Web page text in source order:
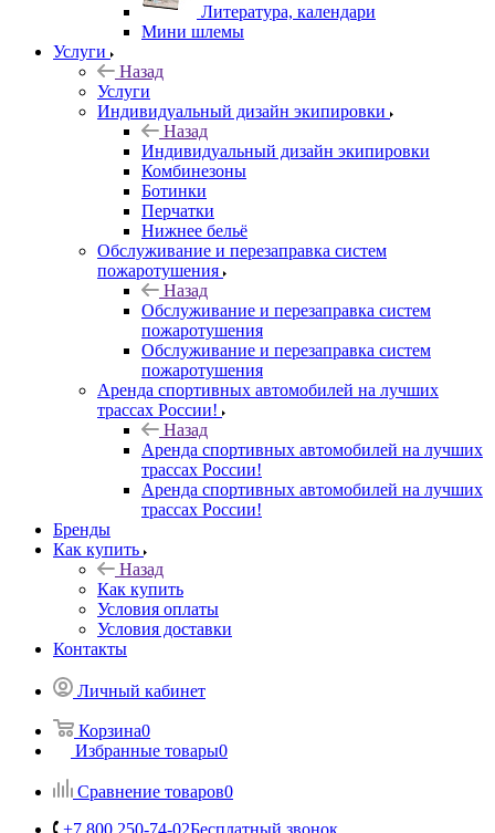
Литература, календари
Мини шлемы
Услуги
Назад
Услуги
Индивидуальный дизайн экипировки
Назад
Индивидуальный дизайн экипировки
Комбинезоны
Ботинки
Перчатки
Нижнее бельё
Обслуживание и перезаправка систем
пожаротушения
Назад
Обслуживание и перезаправка систем
пожаротушения
Обслуживание и перезаправка систем
пожаротушения
Аренда спортивных автомобилей на лучших
трассах России!
Назад
Аренда спортивных автомобилей на лучших
трассах России!
Аренда спортивных автомобилей на лучших
трассах России!
Бренды
Как купить
Назад
Как купить
Условия оплаты
Условия доставки
Контакты
Личный кабинет
Корзина0
Избранные товары0
Сравнение товаров0
+7 800 250-74-02Бесплатный звонок